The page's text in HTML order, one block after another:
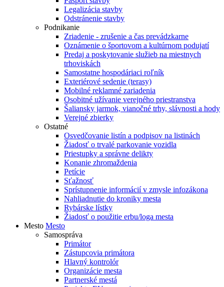
Legalizácia stavby
Odstránenie stavby
Podnikanie
Zriadenie - zrušenie a čas prevádzkarne
Oznámenie o športovom a kultúrnom podujatí
Predaj a poskytovanie služieb na miestnych
trhoviskách
Samostatne hospodáriaci roľník
Exteriérové sedenie (terasy)
Mobilné reklamné zariadenia
Osobitné užívanie verejného priestranstva
Šaliansky jarmok, vianočné trhy, slávnosti a hody
Verejné zbierky
Ostatné
Osvedčovanie listín a podpisov na listinách
Žiadosť o trvalé parkovanie vozidla
Priestupky a správne delikty
Konanie zhromaždenia
Petície
Sťažnosť
Sprístupnenie informácií v zmysle infozákona
Nahliadnutie do kroniky mesta
Rybárske lístky
Žiadosť o použitie erbu/loga mesta
Mesto Mesto
Samospráva
Primátor
Zástupcovia primátora
Hlavný kontrolór
Organizácie mesta
Partnerské mestá